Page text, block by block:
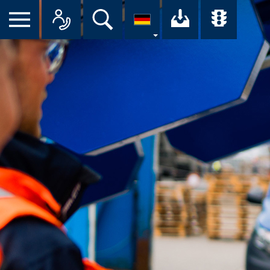
Suche Ihr